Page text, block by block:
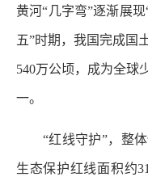
黄河“几字弯”逐渐展
五”时期，我国完成国
540万公顷，成为全球
一。
“红线守护”，整体
生态保护红线面积约